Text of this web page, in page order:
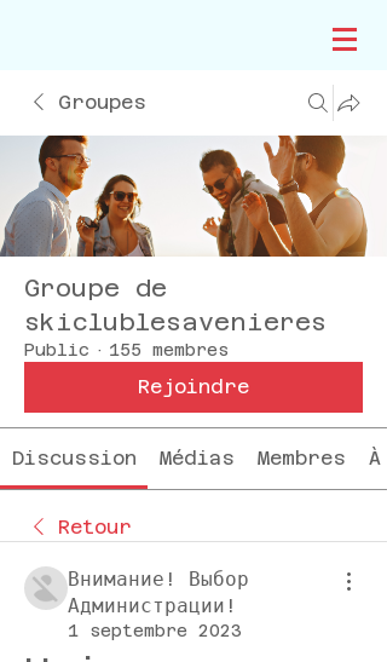
Groupes
Groupe de
skiclublesavenieres
Public · 155 membres
Rejoindre
Discussion Médias Membres
Retour
Внимание! Выбор
Администрации!
1 septembre 2023